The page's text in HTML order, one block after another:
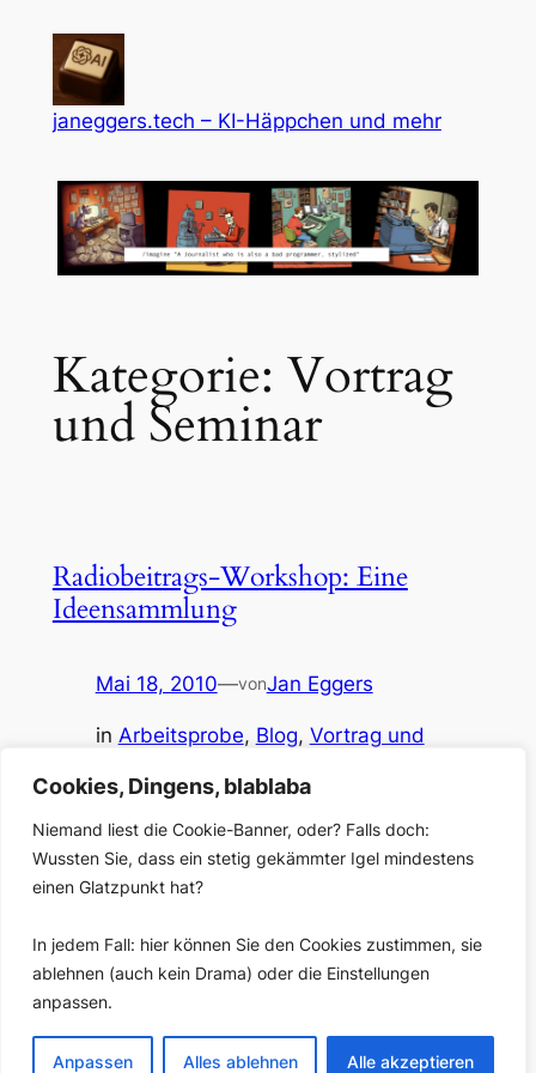
Cookies, Dingens, blablaba
Niemand liest die Cookie-Banner, oder? Falls doch:
Wussten Sie, dass ein stetig gekämmter Igel mindestens
einen Glatzpunkt hat?
In jedem Fall: hier können Sie den Cookies zustimmen, sie
ablehnen (auch kein Drama) oder die Einstellungen
anpassen.
Anpassen Alles ablehnen Alle akzeptieren
springen
janeggers.tech – KI-Häppchen und mehr
Kategorie: Vortrag
und Seminar
Radiobeitrags-Workshop: Eine
Ideensammlung
Mai 18, 2010—vonJan Eggers
in Arbeitsprobe, Blog, Vortrag und
Aus dem Tiefen der Festplatte: Der Versuch einer
Antwort auf die Frage: Wie kann ich meine Arbeit als
Radioreporter verbessern? Ein Mindmap, das
Ansatzpunkte zusammenstellt, es stammt aus einem
Beitragsworkshop im Auftrag der ARD-ZDF-
PDF-Dokument [hier] zum Herunterladen. Das
Mindmap wird bei nächster Gelegenheit gemeinsam
mit einem ausführlichen…